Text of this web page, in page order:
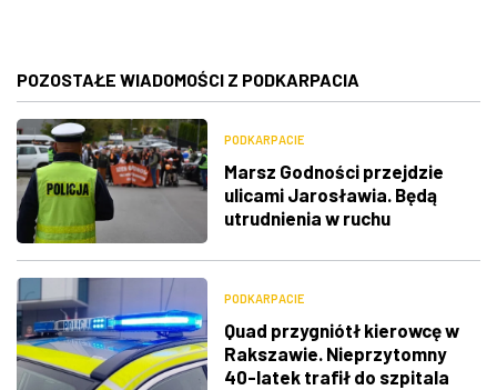
POZOSTAŁE WIADOMOŚCI Z PODKARPACIA
PODKARPACIE
Marsz Godności przejdzie
ulicami Jarosławia. Będą
utrudnienia w ruchu
PODKARPACIE
Quad przygniótł kierowcę w
Rakszawie. Nieprzytomny
40-latek trafił do szpitala